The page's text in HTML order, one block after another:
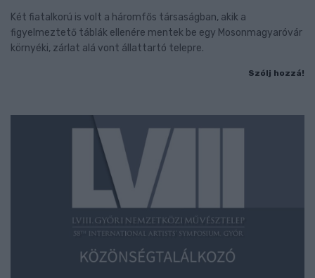
Két fiatalkorú is volt a háromfős társaságban, akik a
figyelmeztető táblák ellenére mentek be egy Mosonmagyaróvár
környéki, zárlat alá vont állattartó telepre.
Szólj hozzá!